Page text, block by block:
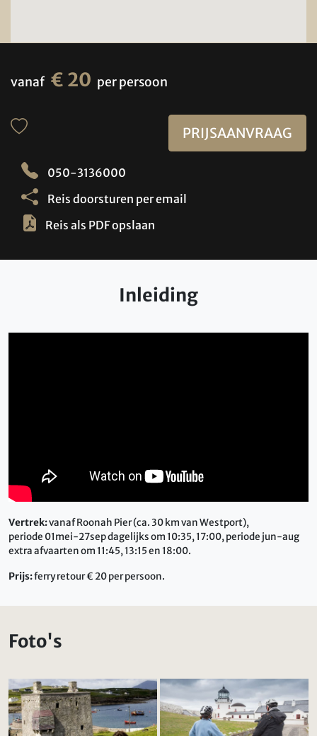
vanaf € 20 per persoon
PRIJSAANVRAAG
050-3136000
Reis doorsturen per email
Reis als PDF opslaan
Inleiding
Vertrek:vanaf Roonah Pier (ca. 30 km van Westport),
periode 01mei-27sep dagelijks om 10:35, 17:00, periode jun-aug
extra afvaarten om 11:45, 13:15 en 18:00.
Prijs:ferry retour € 20 per persoon.
Foto's